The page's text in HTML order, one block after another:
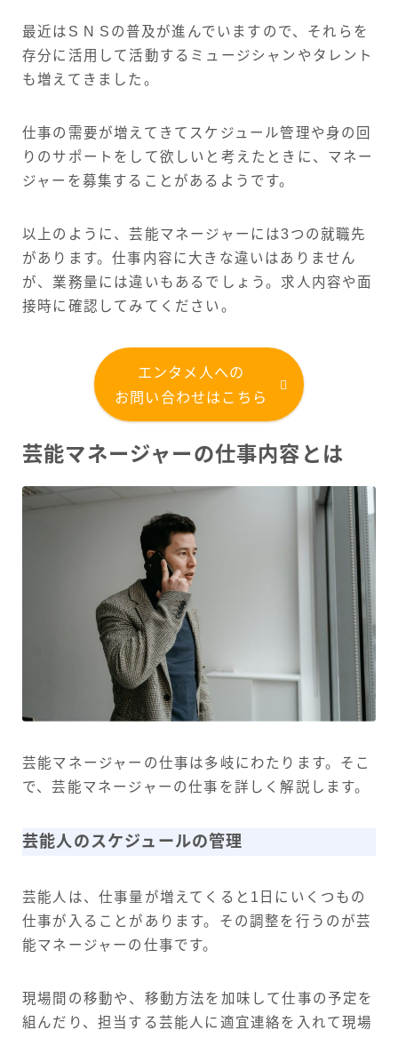
最近はS N Sの普及が進んでいますので、それらを
存分に活用して活動するミュージシャンやタレント
も増えてきました。
仕事の需要が増えてきてスケジュール管理や身の回
りのサポートをして欲しいと考えたときに、マネー
ジャーを募集することがあるようです。
以上のように、芸能マネージャーには3つの就職先
があります。仕事内容に大きな違いはありません
が、業務量には違いもあるでしょう。求人内容や面
接時に確認してみてください。
エンタメ人への
お問い合わせはこちら
芸能マネージャーの仕事内容とは
芸能マネージャーの仕事は多岐にわたります。そこ
で、芸能マネージャーの仕事を詳しく解説します。
芸能人のスケジュールの管理
芸能人は、仕事量が増えてくると1日にいくつもの
仕事が入ることがあります。その調整を行うのが芸
能マネージャーの仕事です。
現場間の移動や、移動方法を加味して仕事の予定を
組んだり、担当する芸能人に適宜連絡を入れて現場